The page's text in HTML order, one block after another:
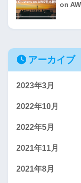
on
アーカイブ
2023年3月
2022年10月
2022年5月
2021年11月
2021年8月